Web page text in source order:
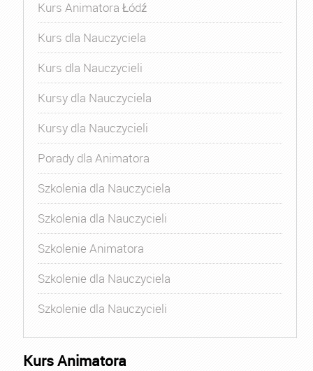
Kurs Animatora Łódź
Kurs dla Nauczyciela
Kurs dla Nauczycieli
Kursy dla Nauczyciela
Kursy dla Nauczycieli
Porady dla Animatora
Szkolenia dla Nauczyciela
Szkolenia dla Nauczycieli
Szkolenie Animatora
Szkolenie dla Nauczyciela
Szkolenie dla Nauczycieli
Kurs Animatora